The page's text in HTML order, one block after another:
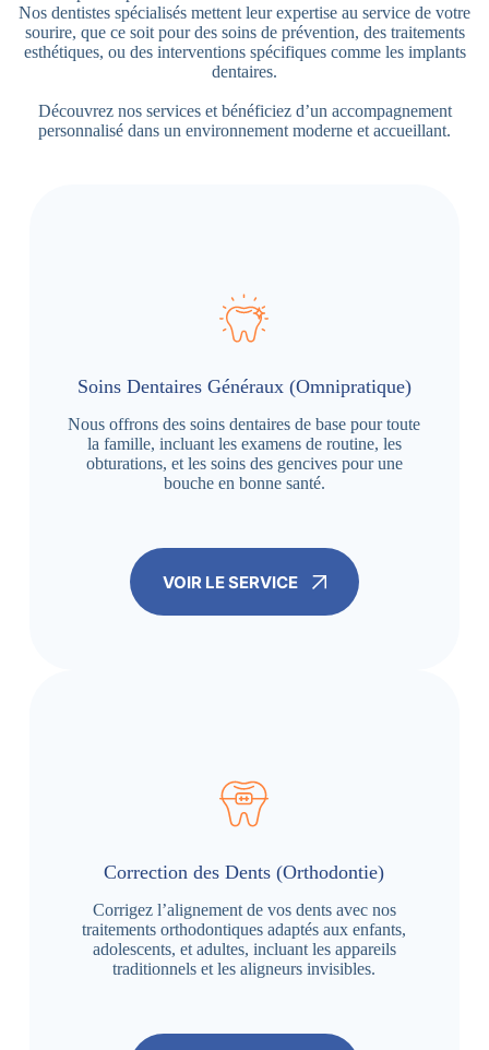
Nos dentistes spécialisés mettent leur expertise au service de votre
sourire, que ce soit pour des soins de prévention, des traitements
esthétiques, ou des interventions spécifiques comme les implants
dentaires.
Découvrez nos services et bénéficiez d’un accompagnement
personnalisé dans un environnement moderne et accueillant.
Soins Dentaires Généraux (Omnipratique)
Nous offrons des soins dentaires de base pour toute
la famille, incluant les examens de routine, les
obturations, et les soins des gencives pour une
bouche en bonne santé.
VOIR LE SERVICE
Correction des Dents (Orthodontie)
Corrigez l’alignement de vos dents avec nos
traitements orthodontiques adaptés aux enfants,
adolescents, et adultes, incluant les appareils
traditionnels et les aligneurs invisibles.